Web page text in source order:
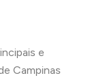
e
Campinas